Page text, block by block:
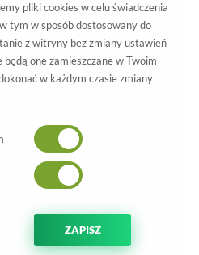
produkty
Neścior
M Beż 05
pliki cookies w celu świadczenia
tym w sposób dostosowany do
z witryny bez zmiany ustawień
one zamieszczane w Twoim
w każdym czasie zmiany
ZAPISZ